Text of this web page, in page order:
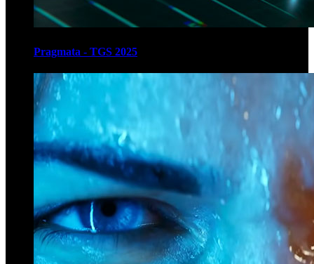
Pragmata - TGS 2025